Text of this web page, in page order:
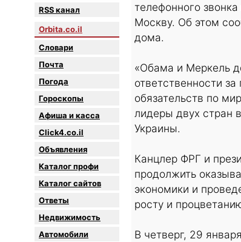
RSS канал
Orbita.co.il
Словари
Почта
Погода
Гороскопы
Афиша и касса
Click4.co.il
Объявления
Каталог профи
Каталог сайтов
Oтветы
Недвижимость
Автомобили
телефонного
Москву. Об этом
дома.
«Обама и Меркель
ответственности
обязательств по
лидеры двух стран
Украины.
Канцлер ФРГ и
продолжить
экономики и
росту и
В четверг, 29